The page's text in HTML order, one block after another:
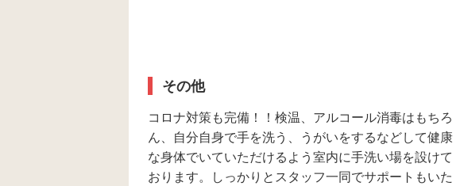
その他
コロナ対策も完備！！検温、アルコール消毒はもちろ
ん、自分自身で手を洗う、うがいをするなどして健康
な身体でいていただけるよう室内に手洗い場を設けて
おります。しっかりとスタッフ一同でサポートもいた